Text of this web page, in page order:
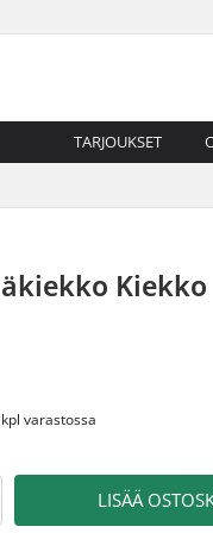
TARJOUKSET
Kiekko
varastossa
LISÄÄ